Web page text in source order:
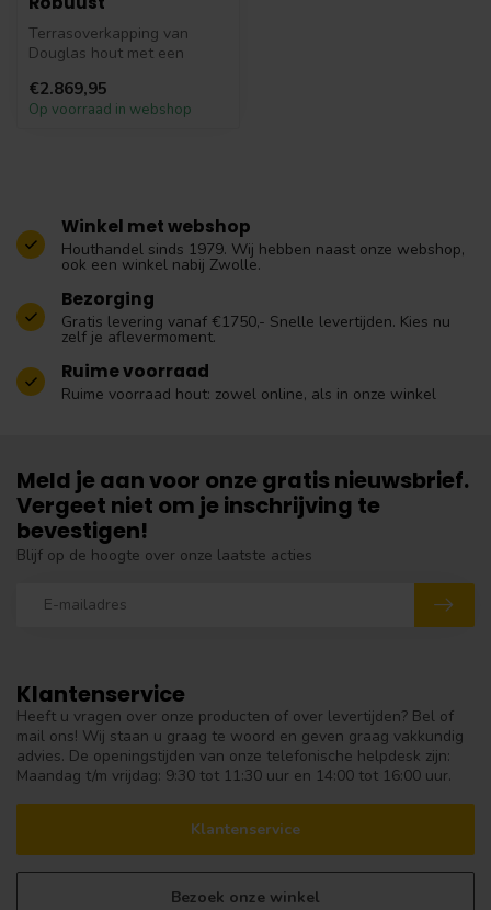
Terrasoverkapping van
Douglas hout met een
Deze go...
€2.869,95
Op voorraad in webshop
Winkel met webshop
Houthandel sinds 1979. Wij hebben naast onze webshop,
ook een winkel nabij Zwolle.
Bezorging
Gratis levering vanaf €1750,- Snelle levertijden. Kies nu
zelf je aflevermoment.
Ruime voorraad
Ruime voorraad hout: zowel online, als in onze winkel
Klantenservice
Heeft u vragen over onze producten of over levertijden? Bel of
mail ons! Wij staan u graag te woord en geven graag vakkundig
advies. De openingstijden van onze telefonische helpdesk zijn:
Maandag t/m vrijdag: 9:30 tot 11:30 uur en 14:00 tot 16:00 uur.
Klantenservice
Bezoek onze winkel
Meld je aan voor onze gratis nieuwsbrief.
Vergeet niet om je inschrijving te
bevestigen!
Blijf op de hoogte over onze laatste acties